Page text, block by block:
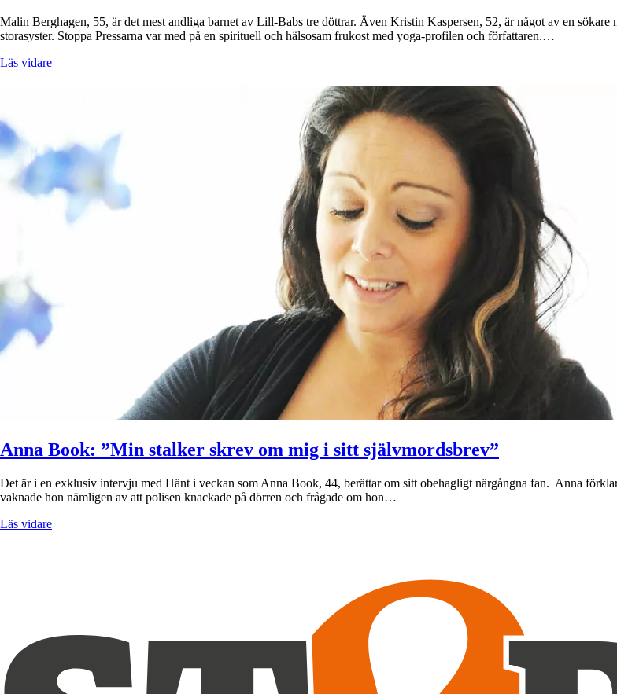
Malin Berghagen, 55, är det mest andliga barnet av Lill-Babs tre döttrar. Även Kristin Kaspersen, 52, är något av en
storasyster. Stoppa Pressarna var med på en spirituell och hälsosam frukost med yoga-profilen och författaren.…
Läs vidare
Anna Book: ”Min stalker skrev om mig i sitt självmordsbrev”
Det är i en exklusiv intervju med Hänt i veckan som Anna Book, 44, berättar om sitt obehagligt närgångna fan. Anna
vaknade hon nämligen av att polisen knackade på dörren och frågade om hon…
Läs vidare